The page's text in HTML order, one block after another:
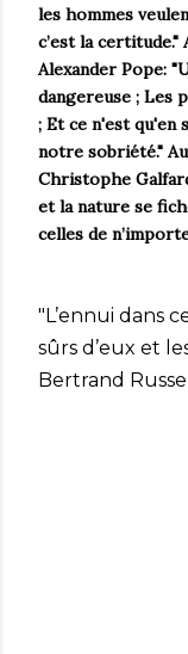
les hommes
c’est la
Alexander Pope:
dangereuse ; Les
; Et ce n'est qu'en
notre sobriété."
Christophe
et la nature se
celles de
"L’ennui dans
sûrs d’eux et
Bertrand